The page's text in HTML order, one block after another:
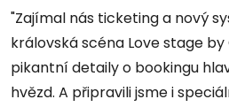
"Zajímal nás ticketing a nový
královská scéna Love stage by
pikantní detaily o bookingu
hvězd. A připravili jsme i